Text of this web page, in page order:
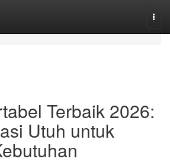
Terbaik 2026:
Utuh untuk